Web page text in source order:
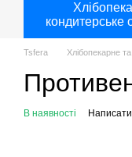
кондитерське
Tsfera Хлібопекарне
В наявності Написати